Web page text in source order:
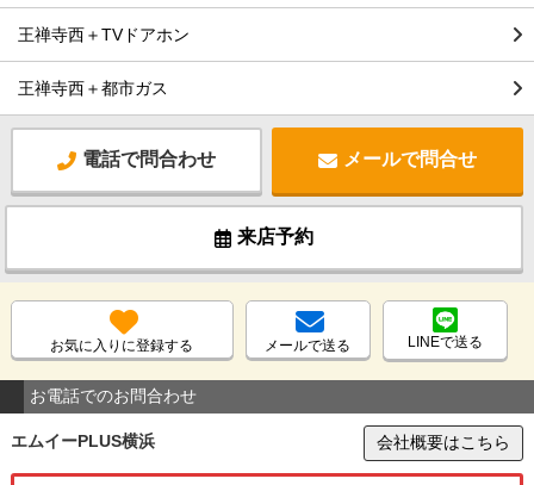
王禅寺西＋TVドアホン
王禅寺西＋都市ガス
電話で問合わせ メールで問合せ
来店予約
お気に入りに登録する メールで送る LINEで送る
お電話でのお問合わせ
エムイーPLUS横浜 会社概要はこちら